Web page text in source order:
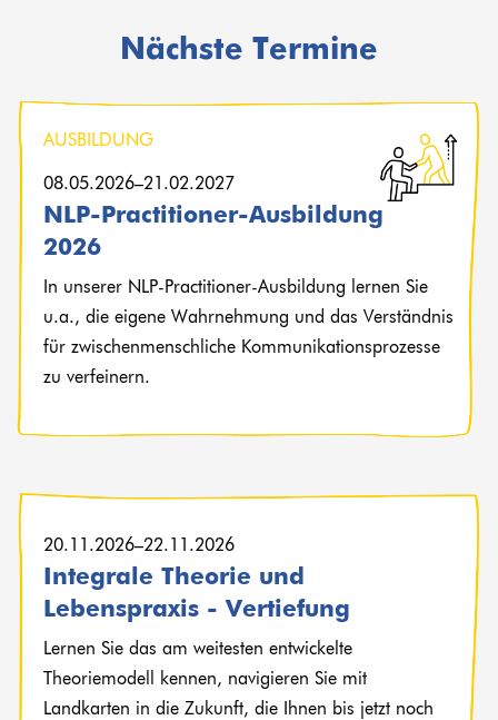
Nächste Termine
08.05.2026–21.02.2027
NLP-Practitioner-Ausbildung
2026
In unserer NLP-Practitioner-Ausbildung lernen Sie
u.a., die eigene Wahrnehmung und das Verständnis
für zwischen­menschliche Kommunikations­prozesse
zu verfeinern.
20.11.2026–22.11.2026
Integrale Theorie und
Lebenspraxis - Vertiefung
Lernen Sie das am weitesten entwickelte
Theoriemodell kennen, navigieren Sie mit
Landkarten in die Zukunft, die Ihnen bis jetzt noch